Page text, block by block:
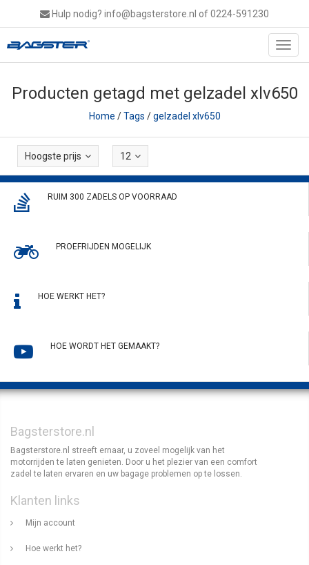
Hulp nodig? info@bagsterstore.nl of 0224-591230
Producten getagd met gelzadel xlv650
Home /Tags /gelzadel xlv650
Hoogste prijs 12
RUIM 300 ZADELS OP VOORRAAD
PROEFRIJDEN MOGELIJK
HOE WERKT HET?
HOE WORDT HET GEMAAKT?
Bagsterstore.nl
Bagsterstore.nl streeft ernaar, u zoveel mogelijk van het
motorrijden te laten genieten. Door u het plezier van een comfort
zadel te laten ervaren en uw bagage problemen op te lossen.
Klanten links
Mijn account
Hoe werkt het?